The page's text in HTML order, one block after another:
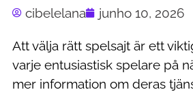
cibelelana junho 10, 2026
Att välja rätt spelsajt är ett
varje entusiastisk spelare på
mer information om deras